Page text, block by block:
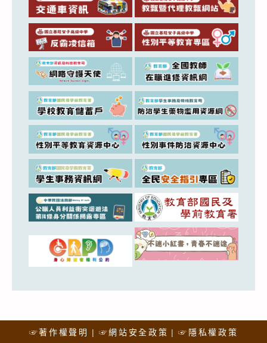
☞著作權聲明 ☞網站安全政策 ☞隱私權政策